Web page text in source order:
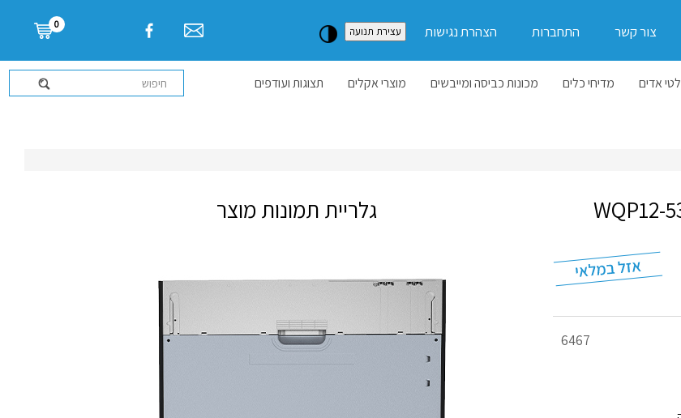
צור קשר התחברות הצהרת נגישות עצירת תנועה
0
אדים מדיחי כלים מכונות כביסה ומייבשים מוצרי אקלים תצוגות ועודפים
מק"ט
6467
גלריית תמונות מוצר